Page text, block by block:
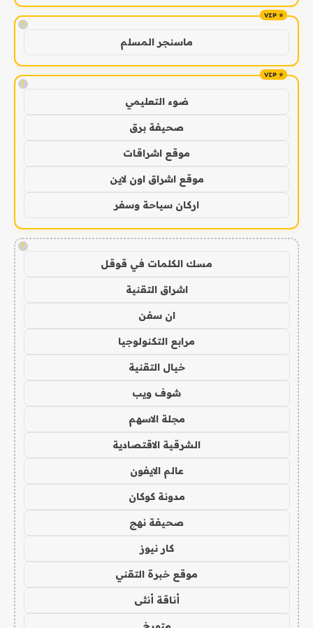
!
ماسنجر المسلم
!
ضوء التعليمي
صحيفة برق
موقع اشراقات
موقع اشراق اون لاين
اركان سياحة وسفر
!
مسك الكلمات في قوقل
اشراق التقنية
ان سفن
مرابع التكنولوجيا
خيال التقنية
شوف ويب
مجلة الاسهم
الشرقية الاقتصادية
عالم الايفون
مدونة كوكان
صحيفة نهج
كار نيوز
موقع خبرة التقني
أناقة أنثى